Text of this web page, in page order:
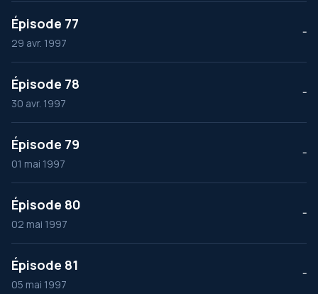
Épisode 77
29 avr. 1997
--
Épisode 78
30 avr. 1997
--
Épisode 79
01 mai 1997
--
Épisode 80
02 mai 1997
--
Épisode 81
05 mai 1997
--